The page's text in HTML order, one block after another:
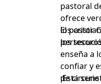
pastoral
ofrece
los
El pastor
los
enseña a
confiar y
de
¡Esta